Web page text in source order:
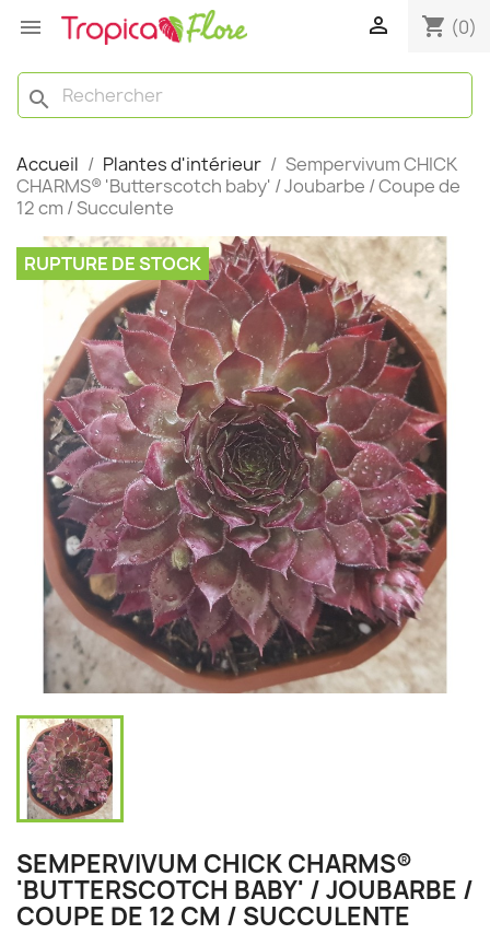
  shopping_cart (0)
search
Accueil Plantes d'intérieur
Sempervivum CHICK
CHARMS® 'Butterscotch baby' / Joubarbe / Coupe de
12 cm / Succulente
RUPTURE DE STOCK
SEMPERVIVUM CHICK CHARMS®
'BUTTERSCOTCH BABY' / JOUBARBE /
COUPE DE 12 CM / SUCCULENTE